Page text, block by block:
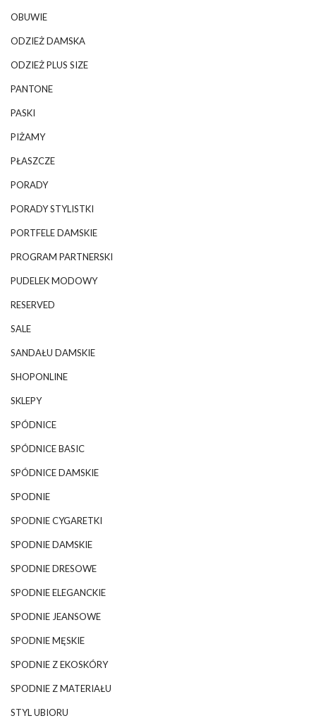
OBUWIE
ODZIEŻ DAMSKA
ODZIEŻ PLUS SIZE
PANTONE
PASKI
PIŻAMY
PŁASZCZE
PORADY
PORADY STYLISTKI
PORTFELE DAMSKIE
PROGRAM PARTNERSKI
PUDELEK MODOWY
RESERVED
SALE
SANDAŁU DAMSKIE
SHOPONLINE
SKLEPY
SPÓDNICE
SPÓDNICE BASIC
SPÓDNICE DAMSKIE
SPODNIE
SPODNIE CYGARETKI
SPODNIE DAMSKIE
SPODNIE DRESOWE
SPODNIE ELEGANCKIE
SPODNIE JEANSOWE
SPODNIE MĘSKIE
SPODNIE Z EKOSKÓRY
SPODNIE Z MATERIAŁU
STYL UBIORU